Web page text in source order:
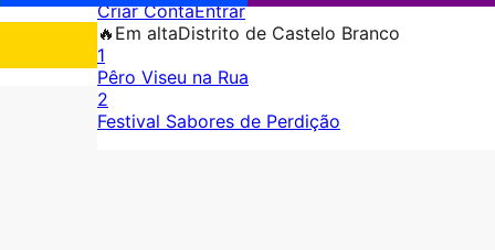
Criar ContaEntrar
🔥 Em altaDistrito de Castelo Branco
1
Pêro Viseu na Rua
2
Festival Sabores de Perdição